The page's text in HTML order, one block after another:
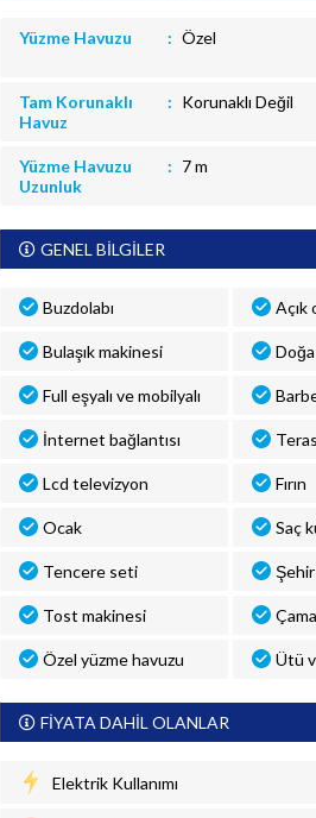
Yüzme Havuzu Özel
Tam Korunaklı
Havuz
Korunaklı Değil
Yüzme Havuzu
Uzunluk
7 m
GENEL BİLGİLER
Buzdolabı Açık
Bulaşık makinesi Doğa
Full eşyalı ve mobilyalı
İnternet bağlantısı Teras
Lcd televizyon Fırın
Ocak Saç
Tencere seti Şehir
Tost makinesi
Özel yüzme havuzu Ütü
FİYATA DAHİL OLANLAR
Elektrik Kullanımı